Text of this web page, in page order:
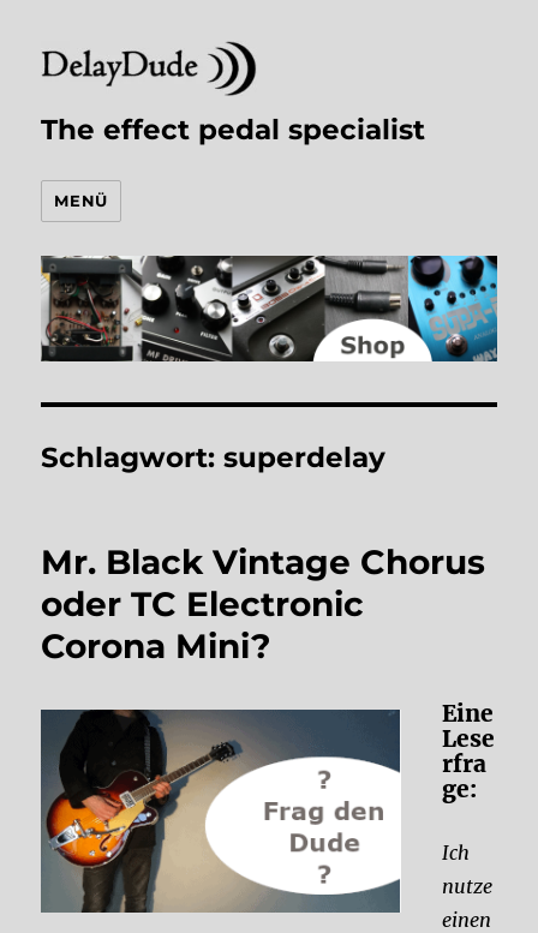
The effect pedal specialist
MENÜ
Schlagwort:superdelay
Mr. Black Vintage Chorus
oder TC Electronic
Corona Mini?
Eine
Lese
rfra
ge:
Ich
nutze
einen